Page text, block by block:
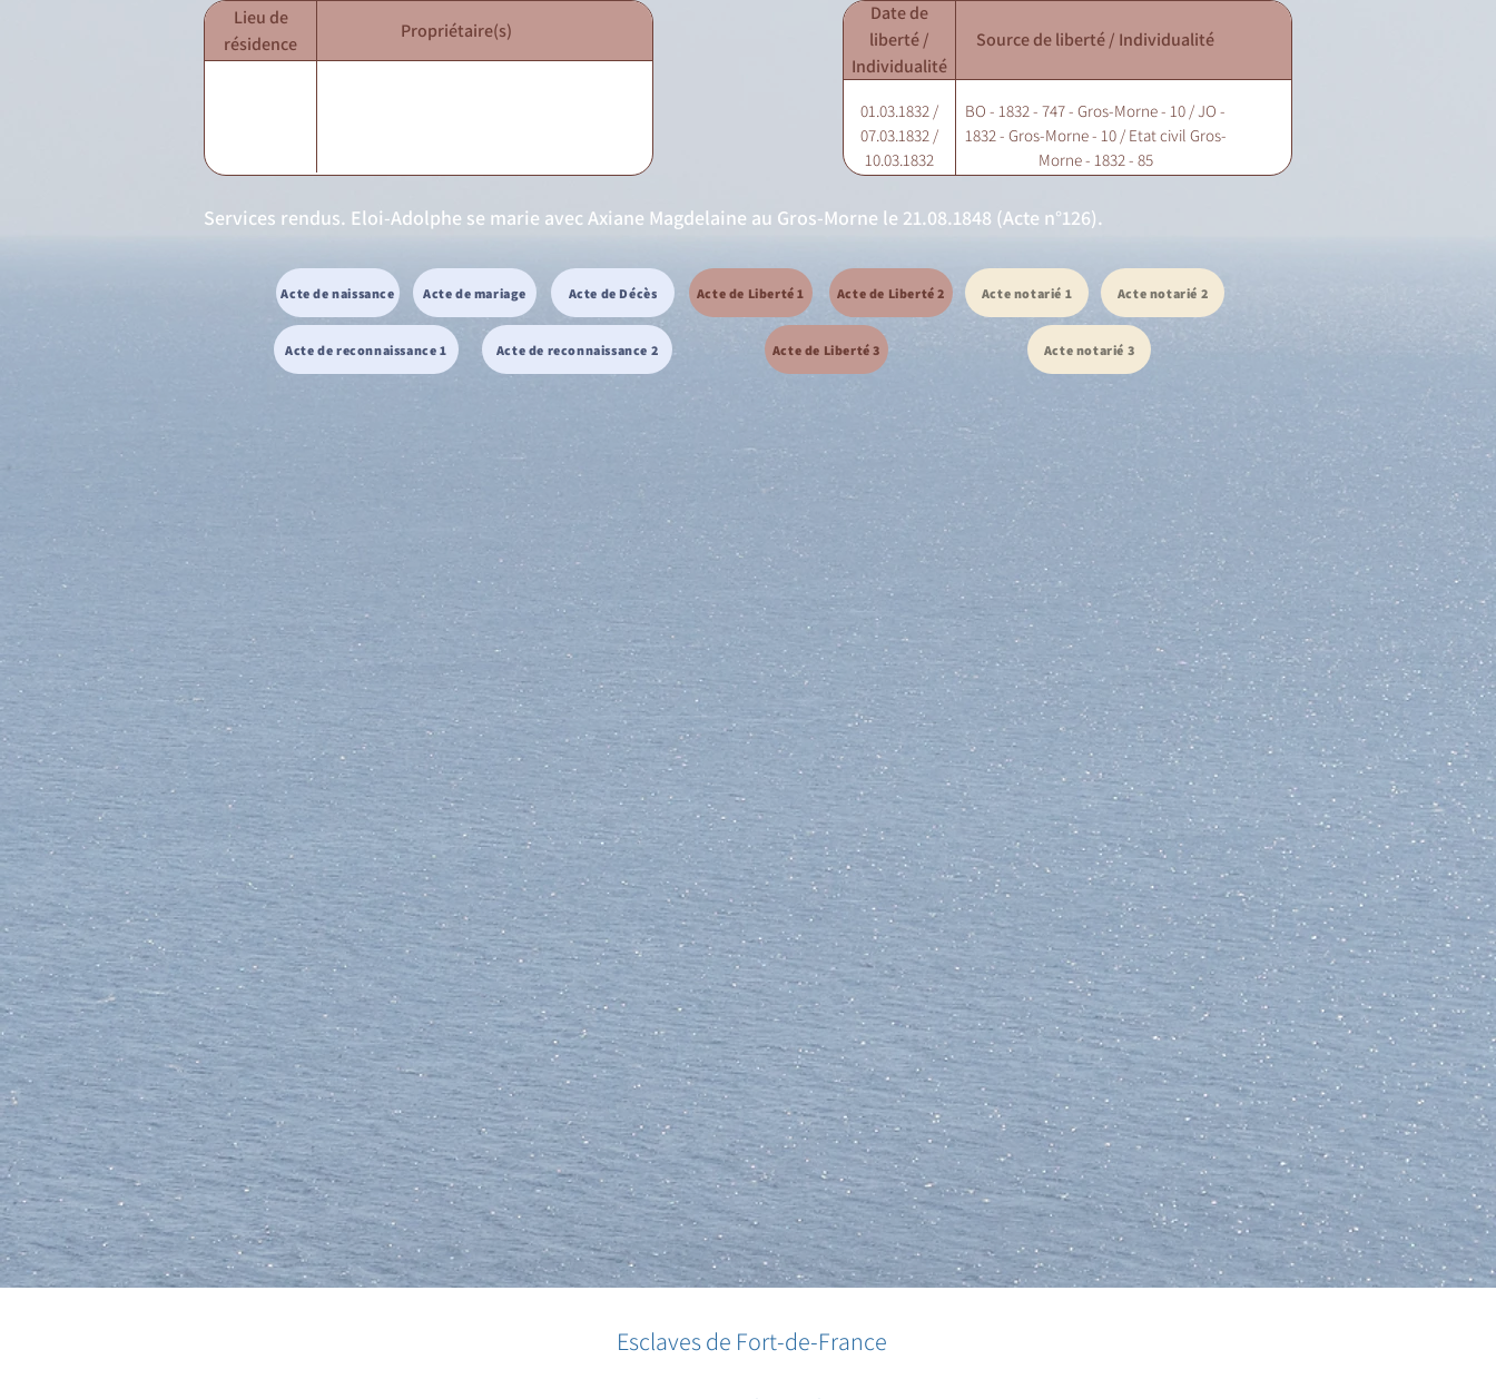
Lieu de
résidence
Propriétaire(s)
Date de
liberté /
Individualité
Source de liberté / Individualité
01.03.1832 /
07.03.1832 /
10.03.1832
BO - 1832 - 747 - Gros-Morne - 10 / JO -
1832 - Gros-Morne - 10 / Etat civil Gros-
Morne - 1832 - 85
Services rendus. Eloi-Adolphe se marie avec Axiane Magdelaine au Gros-Morne le 21.08.1848 (Acte n°126).
Acte de naissance Acte de mariage Acte de Décès
Acte de reconnaissance 1 Acte de reconnaissance 2
Acte de Liberté 1 Acte de Liberté 2
Acte de Liberté 3
Acte notarié 1 Acte notarié 2
Acte notarié 3
Esclaves de Fort-de-France